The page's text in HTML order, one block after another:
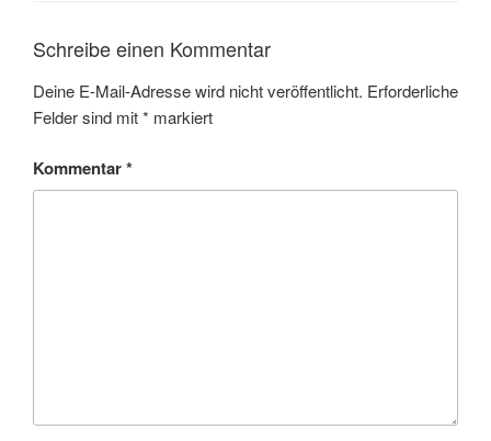
Schreibe einen Kommentar
Deine E-Mail-Adresse wird nicht veröffentlicht. Erforderliche
Felder sind mit* markiert
Kommentar*